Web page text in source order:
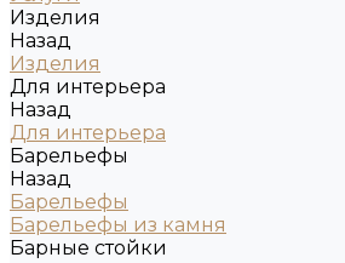
Изделия
Назад
Изделия
Для интерьера
Назад
Для интерьера
Барельефы
Назад
Барельефы
Барельефы из камня
Барные стойки